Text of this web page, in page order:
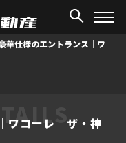
華仕様のエントランス｜ワ
ワコーレ ザ・神